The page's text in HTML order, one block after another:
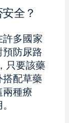
全？
許多國家
預防尿路
只要該藥
搭配草藥
兩種療